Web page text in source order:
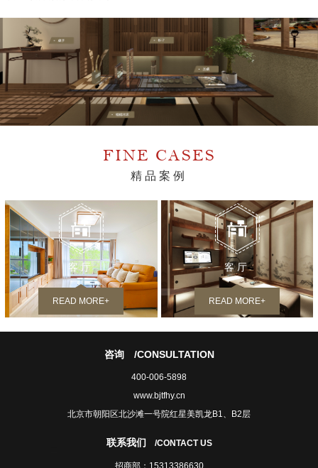
FINE CASES
精品案例
客厅
READ MORE+
客厅
READ MORE+
咨询/CONSULTATION
400-006-5898
www.bjtfhy.cn
北京市朝阳区北沙滩一号院红星美凯龙B1、B2层
联系我们 /CONTACT US
招商部：15313386630